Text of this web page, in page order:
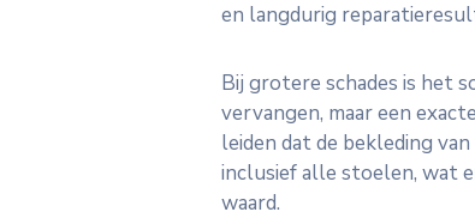
en langdurig
Bij grotere schades is het
vervangen, maar een
leiden dat de bekleding
inclusief alle stoelen, wat
waard.